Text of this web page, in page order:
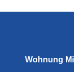
Wohnung